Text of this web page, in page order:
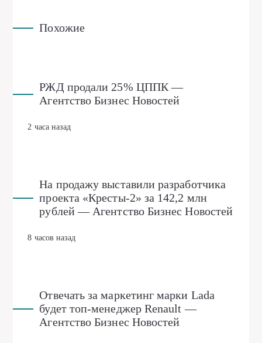
Похожие
РЖД продали 25% ЦППК —
Агентство Бизнес Новостей
2 часа назад
На продажу выставили разработчика
проекта «Кресты-2» за 142,2 млн
рублей — Агентство Бизнес Новостей
8 часов назад
Отвечать за маркетинг марки Lada
будет топ-менеджер Renault —
Агентство Бизнес Новостей